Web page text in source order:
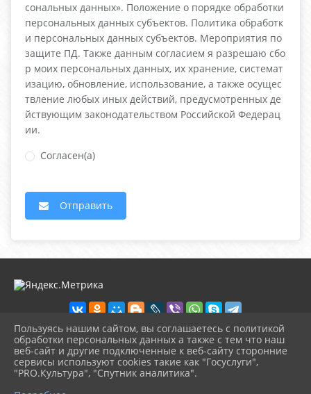
сональных данных». Положение о порядке обработки
персональных данных субъектов. Политика обработк
и персональных данных субъектов. Мероприятия по
защите ПД. Также данным согласием я разрешаю сбо
р моих персональных данных, их хранение, системат
изацию, обновление, использование, а также осущес
твление любых иных действий, предусмотренных де
йствующим законодательством Российской Федерац
ии.
Согласен(а)
Отправить
2026 г. ckd-urg.ru
Вход
Карта сайта
Политика обработки персональных данных
Пользуясь нашим сайтом, вы соглашаетесь с политикой
обработки персональных данных а также с тем что наш
веб-сайт и другие подключенные к веб-сайту сторонние
сервисы используют cookies такие как "Госуслуги",
"PRO.Культура", "Спутник аналитика".